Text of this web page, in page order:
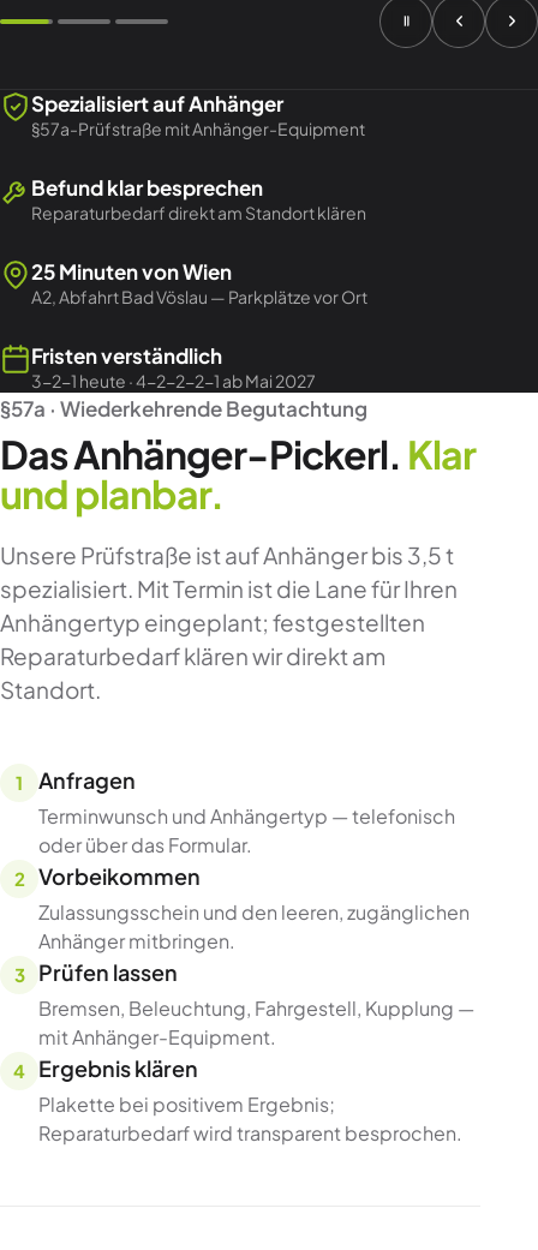
Spezialisiert auf Anhänger
§57a-Prüfstraße mit Anhänger-Equipment
Befund klar besprechen
Reparaturbedarf direkt am Standort klären
25 Minuten von Wien
A2, Abfahrt Bad Vöslau — Parkplätze vor Ort
Fristen verständlich
3-2-1 heute · 4-2-2-2-1 ab Mai 2027
§57a · Wiederkehrende Begutachtung
Das Anhänger-Pickerl. Klar
und planbar.
Unsere Prüfstraße ist auf Anhänger bis 3,5 t
spezialisiert. Mit Termin ist die Lane für Ihren
Anhängertyp eingeplant; festgestellten
Reparaturbedarf klären wir direkt am
Standort.
Anfragen
Terminwunsch und Anhängertyp — telefonisch
oder über das Formular.
Vorbeikommen
Zulassungsschein und den leeren, zugänglichen
Anhänger mitbringen.
Prüfen lassen
Bremsen, Beleuchtung, Fahrgestell, Kupplung —
mit Anhänger-Equipment.
Ergebnis klären
Plakette bei positivem Ergebnis;
Reparaturbedarf wird transparent besprochen.